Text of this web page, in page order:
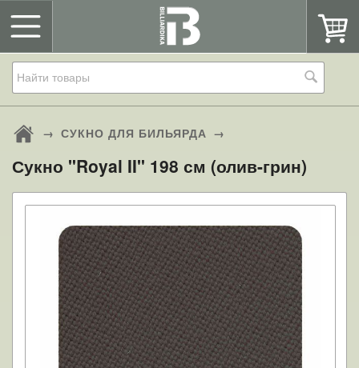
→ СУКНО ДЛЯ БИЛЬЯРДА →
Сукно "Royal II" 198 см (олив-грин)